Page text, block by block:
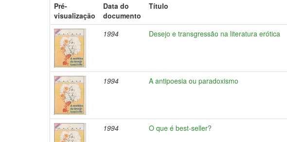
Pré-
visualização
Data do
documento
Título
1994 Desejo e transgressão na literatura erótica
1994 A antipoesia ou paradoxismo
1994 O que é best-seller?